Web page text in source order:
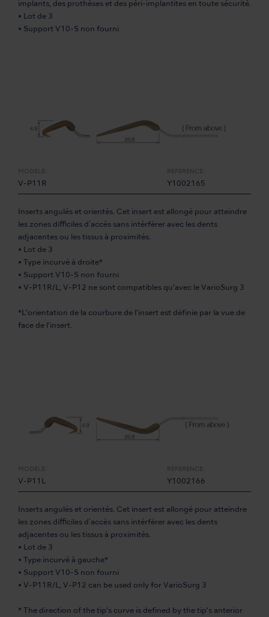
implants, des prothèses et des péri-implantites en toute sécurité.
• Lot de 3
• Support V10-S non fourni
MODÈLE:
V-P11R
RÉFÉRENCE:
Y1002165
Inserts angulés et orientés. Cet insert est allongé pour atteindre
les zones difficiles d'accès sans intérférer avec les dents
adjacentes ou les tissus à proximités.
• Lot de 3
• Type incurvé à droite*
• Support V10-S non fourni
• V-P11R/L, V-P12 ne sont compatibles qu’avec le VarioSurg 3
*L’orientation de la courbure de l’insert est définie par la vue de
face de l’insert.
MODÈLE:
V-P11L
RÉFÉRENCE:
Y1002166
Inserts angulés et orientés. Cet insert est allongé pour atteindre
les zones difficiles d'accès sans intérférer avec les dents
adjacentes ou les tissus à proximités.
• Lot de 3
• Type incurvé à gauche*
• Support V10-S non fourni
• V-P11R/L, V-P12 can be used only for VarioSurg 3
* The direction of the tip’s curve is defined by the tip’s anterior